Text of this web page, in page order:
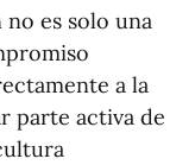
es solo una
a la
parte activa de